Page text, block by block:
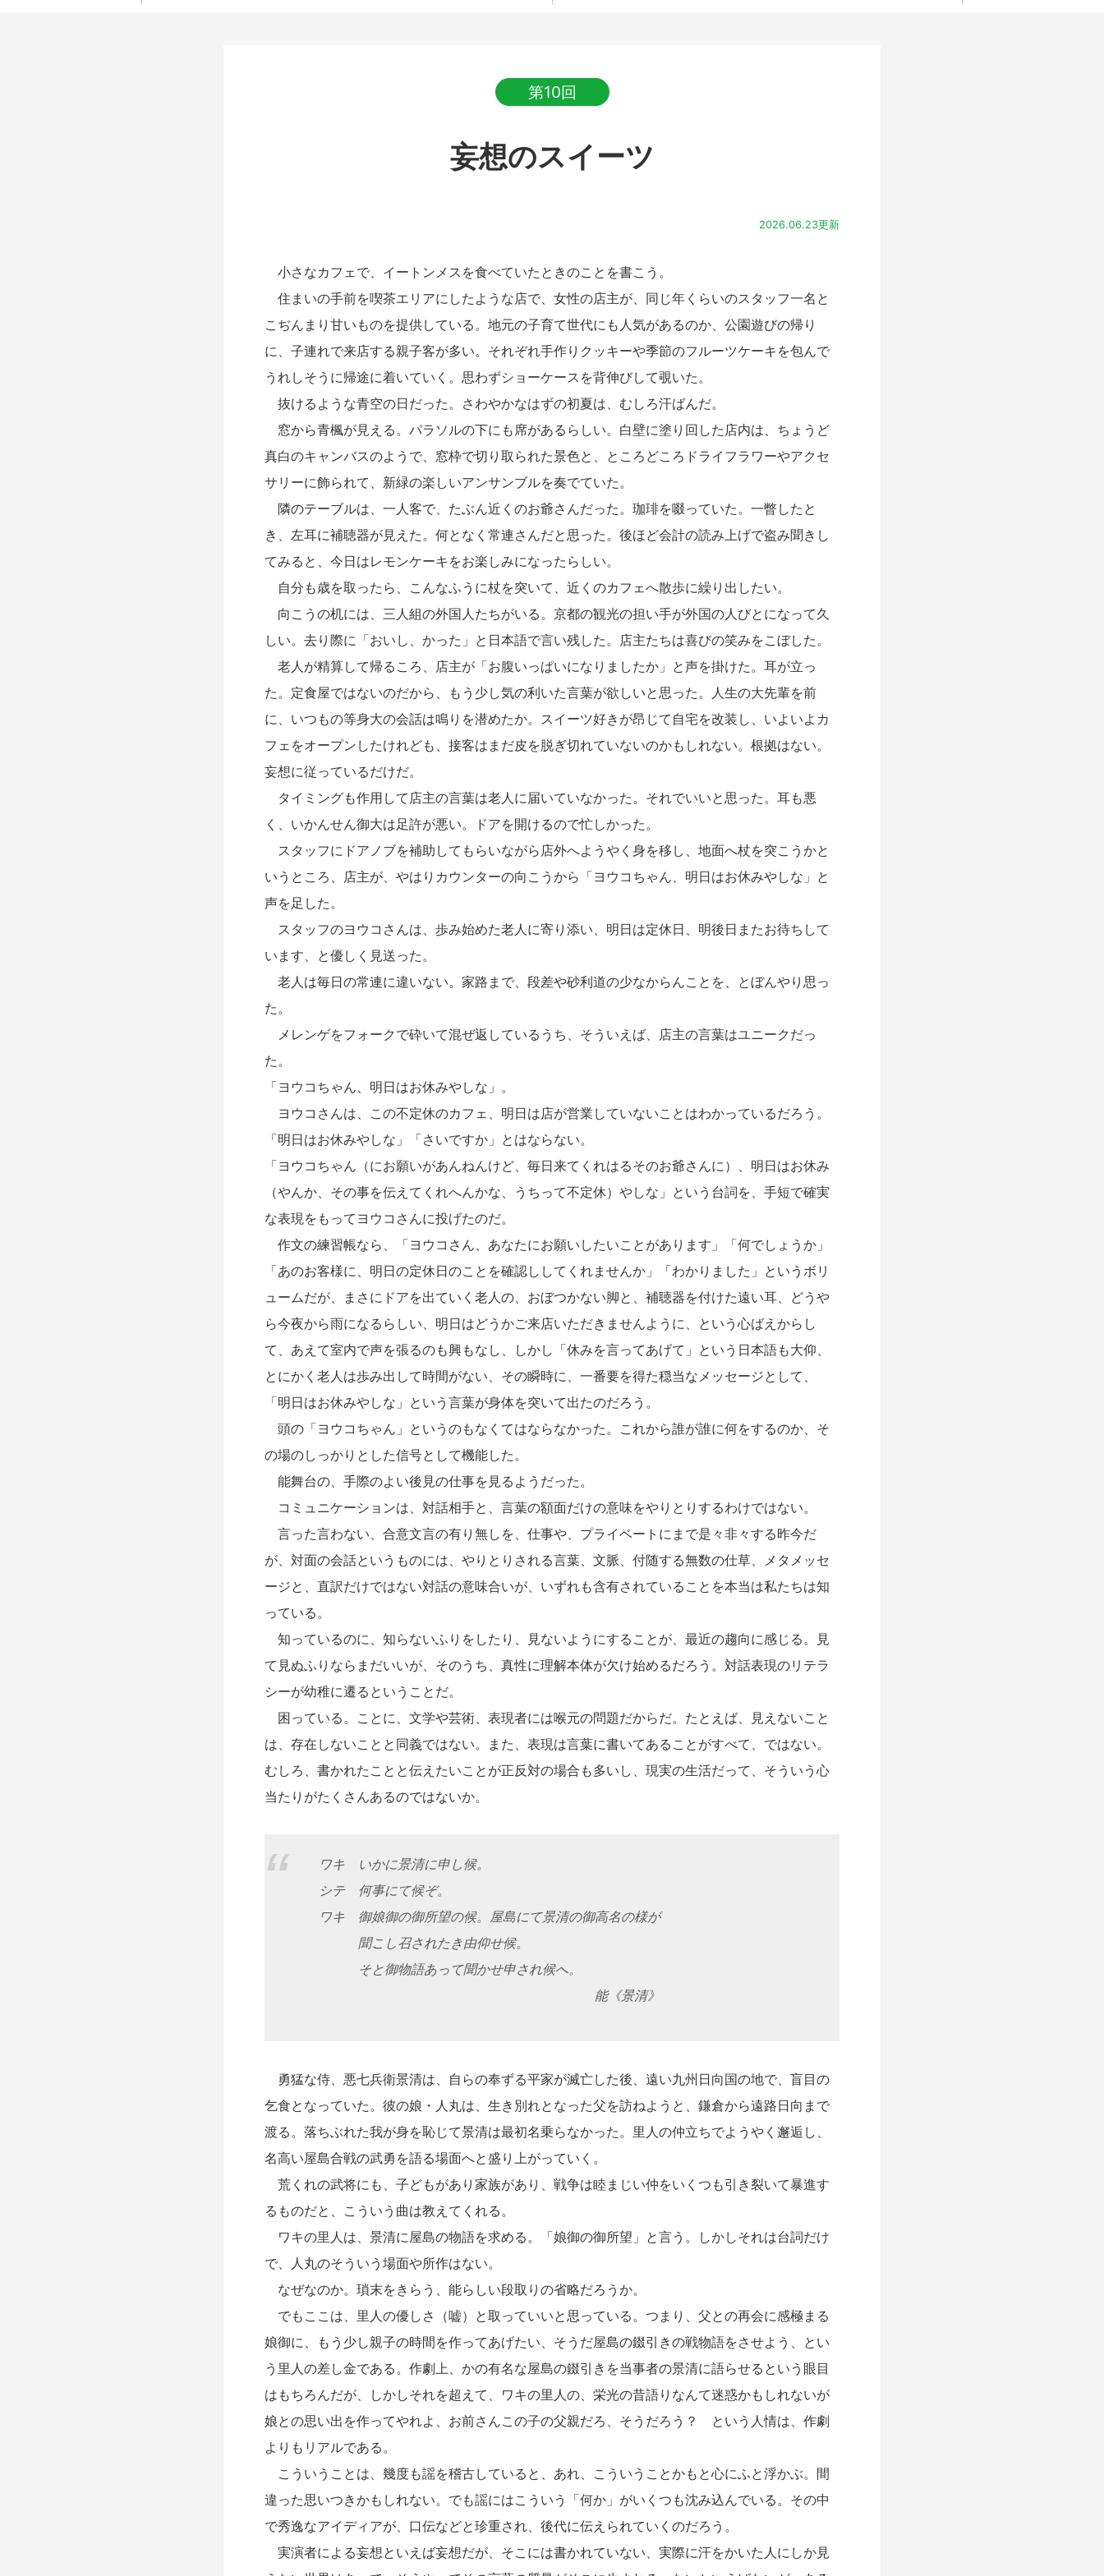
第10回
妄想のスイーツ
2026.06.23更新
小さなカフェで、イートンメスを食べていたときのことを書こう。
住まいの手前を喫茶エリアにしたような店で、女性の店主が、同じ年くらいのスタッフ一名と
こぢんまり甘いものを提供している。地元の子育て世代にも人気があるのか、公園遊びの帰り
に、子連れで来店する親子客が多い。それぞれ手作りクッキーや季節のフルーツケーキを包んで
うれしそうに帰途に着いていく。思わずショーケースを背伸びして覗いた。
抜けるような青空の日だった。さわやかなはずの初夏は、むしろ汗ばんだ。
窓から青楓が見える。パラソルの下にも席があるらしい。白壁に塗り回した店内は、ちょうど
真白のキャンバスのようで、窓枠で切り取られた景色と、ところどころドライフラワーやアクセ
サリーに飾られて、新緑の楽しいアンサンブルを奏でていた。
隣のテーブルは、一人客で、たぶん近くのお爺さんだった。珈琲を啜っていた。一瞥したと
き、左耳に補聴器が見えた。何となく常連さんだと思った。後ほど会計の読み上げで盗み聞きし
てみると、今日はレモンケーキをお楽しみになったらしい。
自分も歳を取ったら、こんなふうに杖を突いて、近くのカフェへ散歩に繰り出したい。
向こうの机には、三人組の外国人たちがいる。京都の観光の担い手が外国の人びとになって久
しい。去り際に「おいし、かった」と日本語で言い残した。店主たちは喜びの笑みをこぼした。
老人が精算して帰るころ、店主が「お腹いっぱいになりましたか」と声を掛けた。耳が立っ
た。定食屋ではないのだから、もう少し気の利いた言葉が欲しいと思った。人生の大先輩を前
に、いつもの等身大の会話は鳴りを潜めたか。スイーツ好きが昂じて自宅を改装し、いよいよカ
フェをオープンしたけれども、接客はまだ皮を脱ぎ切れていないのかもしれない。根拠はない。
妄想に従っているだけだ。
タイミングも作用して店主の言葉は老人に届いていなかった。それでいいと思った。耳も悪
く、いかんせん御大は足許が悪い。ドアを開けるので忙しかった。
スタッフにドアノブを補助してもらいながら店外へようやく身を移し、地面へ杖を突こうかと
いうところ、店主が、やはりカウンターの向こうから「ヨウコちゃん、明日はお休みやしな」と
声を足した。
スタッフのヨウコさんは、歩み始めた老人に寄り添い、明日は定休日、明後日またお待ちして
います、と優しく見送った。
老人は毎日の常連に違いない。家路まで、段差や砂利道の少なからんことを、とぼんやり思っ
た。
メレンゲをフォークで砕いて混ぜ返しているうち、そういえば、店主の言葉はユニークだっ
た。
「ヨウコちゃん、明日はお休みやしな」。
ヨウコさんは、この不定休のカフェ、明日は店が営業していないことはわかっているだろう。
「明日はお休みやしな」「さいですか」とはならない。
「ヨウコちゃん（にお願いがあんねんけど、毎日来てくれはるそのお爺さんに）、明日はお休み
（やんか、その事を伝えてくれへんかな、うちって不定休）やしな」という台詞を、手短で確実
な表現をもってヨウコさんに投げたのだ。
作文の練習帳なら、「ヨウコさん、あなたにお願いしたいことがあります」「何でしょうか」
「あのお客様に、明日の定休日のことを確認ししてくれませんか」「わかりました」というボリ
ュームだが、まさにドアを出ていく老人の、おぼつかない脚と、補聴器を付けた遠い耳、どうや
ら今夜から雨になるらしい、明日はどうかご来店いただきませんように、という心ばえからし
て、あえて室内で声を張るのも興もなし、しかし「休みを言ってあげて」という日本語も大仰、
とにかく老人は歩み出して時間がない、その瞬時に、一番要を得た穏当なメッセージとして、
「明日はお休みやしな」という言葉が身体を突いて出たのだろう。
頭の「ヨウコちゃん」というのもなくてはならなかった。これから誰が誰に何をするのか、そ
の場のしっかりとした信号として機能した。
能舞台の、手際のよい後見の仕事を見るようだった。
コミュニケーションは、対話相手と、言葉の額面だけの意味をやりとりするわけではない。
言った言わない、合意文言の有り無しを、仕事や、プライベートにまで是々非々する昨今だ
が、対面の会話というものには、やりとりされる言葉、文脈、付随する無数の仕草、メタメッセ
ージと、直訳だけではない対話の意味合いが、いずれも含有されていることを本当は私たちは知
っている。
知っているのに、知らないふりをしたり、見ないようにすることが、最近の趨向に感じる。見
て見ぬふりならまだいいが、そのうち、真性に理解本体が欠け始めるだろう。対話表現のリテラ
シーが幼稚に遷るということだ。
困っている。ことに、文学や芸術、表現者には喉元の問題だからだ。たとえば、見えないこと
は、存在しないことと同義ではない。また、表現は言葉に書いてあることがすべて、ではない。
むしろ、書かれたことと伝えたいことが正反対の場合も多いし、現実の生活だって、そういう心
当たりがたくさんあるのではないか。
ワキ いかに景清に申し候。
シテ 何事にて候ぞ。
ワキ 御娘御の御所望の候。屋島にて景清の御高名の様が
聞こし召されたき由仰せ候。
そと御物語あって聞かせ申され候へ。
能《景清》
勇猛な侍、悪七兵衛景清は、自らの奉ずる平家が滅亡した後、遠い九州日向国の地で、盲目の
乞食となっていた。彼の娘・人丸は、生き別れとなった父を訪ねようと、鎌倉から遠路日向まで
渡る。落ちぶれた我が身を恥じて景清は最初名乗らなかった。里人の仲立ちでようやく邂逅し、
名高い屋島合戦の武勇を語る場面へと盛り上がっていく。
荒くれの武将にも、子どもがあり家族があり、戦争は睦まじい仲をいくつも引き裂いて暴進す
るものだと、こういう曲は教えてくれる。
ワキの里人は、景清に屋島の物語を求める。「娘御の御所望」と言う。しかしそれは台詞だけ
で、人丸のそういう場面や所作はない。
なぜなのか。瑣末をきらう、能らしい段取りの省略だろうか。
でもここは、里人の優しさ（嘘）と取っていいと思っている。つまり、父との再会に感極まる
娘御に、もう少し親子の時間を作ってあげたい、そうだ屋島の錣引きの戦物語をさせよう、とい
う里人の差し金である。作劇上、かの有名な屋島の錣引きを当事者の景清に語らせるという眼目
はもちろんだが、しかしそれを超えて、ワキの里人の、栄光の昔語りなんて迷惑かもしれないが
娘との思い出を作ってやれよ、お前さんこの子の父親だろ、そうだろう？ という人情は、作劇
よりもリアルである。
こういうことは、幾度も謡を稽古していると、あれ、こういうことかもと心にふと浮かぶ。間
違った思いつきかもしれない。でも謡にはこういう「何か」がいくつも沈み込んでいる。その中
で秀逸なアイディアが、口伝などと珍重され、後代に伝えられていくのだろう。
実演者による妄想といえば妄想だが、そこには書かれていない、実際に汗をかいた人にしか見